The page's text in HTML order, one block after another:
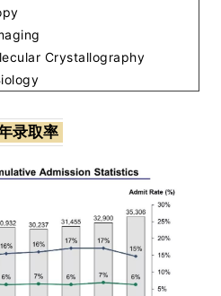
Crystallography
录取率